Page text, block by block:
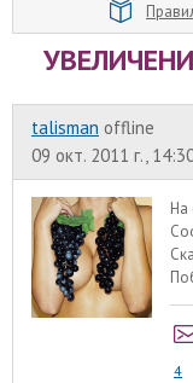
talisman offline
09 окт. 2011 г.,
На
4